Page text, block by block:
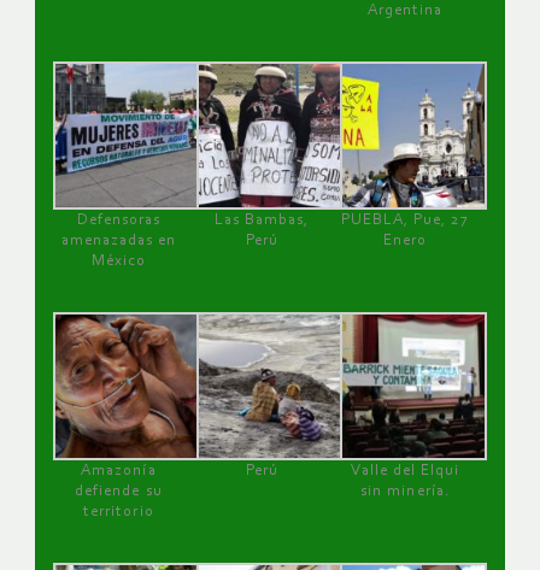
Argentina
Defensoras
amenazadas en
México
Las Bambas,
Perú
PUEBLA, Pue, 27
Enero
Amazonía
defiende su
territorio
Perú
Valle del Elqui
sin minería.